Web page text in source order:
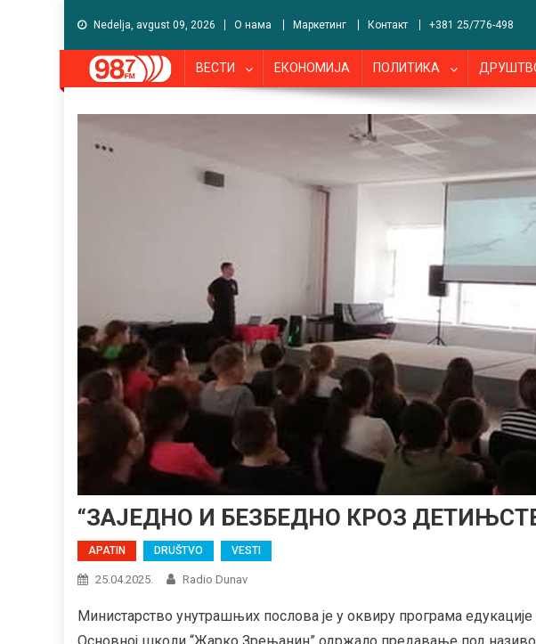
Nedelja, avgust 09, 2026 О нама Маркетинг Контакт +381 25/776-498
ВЕСТИ ЕКОНОМИЈА ПОЛИТИКА
“ЗАЈЕДНО И БЕЗБЕДНО КРОЗ
APATIN DRUŠTVO VESTI
25.04.2025. Radio Dunav
Министарство унутрашњих послова је у оквиру програма едукације